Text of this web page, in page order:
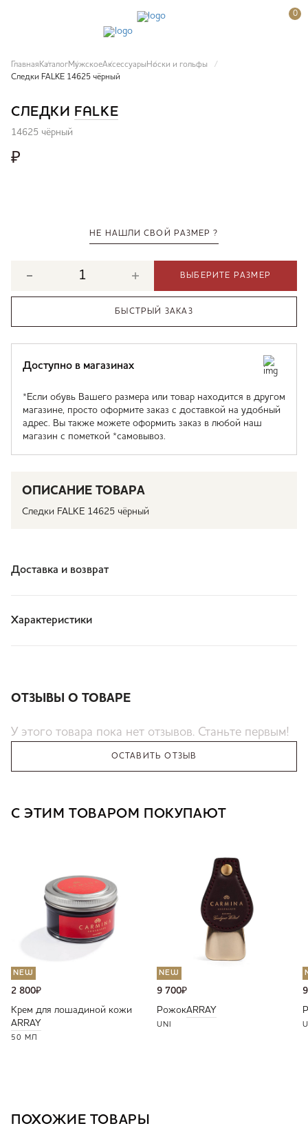
0
Главная КаталогМужскоеАксессуары Носки и гольфы
Следки FALKE 14625 чёрный
СЛЕДКИ FALKE
14625 чёрный
₽
НЕ НАШЛИ СВОЙ РАЗМЕР ?
ВЫБЕРИТЕ РАЗМЕР
БЫСТРЫЙ ЗАКАЗ
Доступно в магазинах
*Если обувь Вашего размера или товар находится в другом
магазине, просто оформите заказ с доставкой на удобный
адрес. Вы также можете оформить заказ в любой наш
магазин с пометкой *самовывоз.
ОПИСАНИЕ ТОВАРА
Следки FALKE 14625 чёрный
Доставка и возврат
Характеристики
ОТЗЫВЫ О ТОВАРЕ
У этого товара пока нет отзывов. Станьте первым!
ОСТАВИТЬ ОТЗЫВ
С ЭТИМ ТОВАРОМ ПОКУПАЮТ
NEW
2 800₽
Крем для лошадиной кожи
ARRAY
50 МЛ
NEW
9 700₽
РожокARRAY
UNI
ПОХОЖИЕ ТОВАРЫ